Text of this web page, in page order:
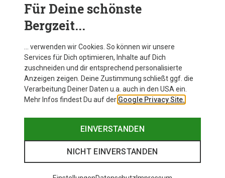
Für Deine schönste
Bergzeit...
… verwenden wir Cookies. So können wir unsere
Services für Dich optimieren, Inhalte auf Dich
zuschneiden und dir entsprechend personalisierte
Anzeigen zeigen. Deine Zustimmung schließt ggf. die
Verarbeitung Deiner Daten u.a. auch in den USA ein.
Mehr Infos findest Du auf der Google Privacy Site.
EINVERSTANDEN
NICHT EINVERSTANDEN